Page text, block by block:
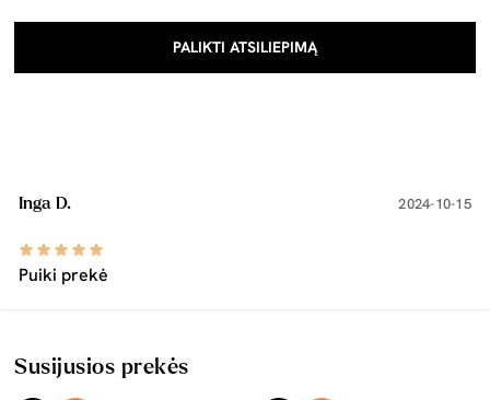
PALIKTI ATSILIEPIMĄ
Inga D. 2024-10-15
Puiki prekė
Susijusios prekės